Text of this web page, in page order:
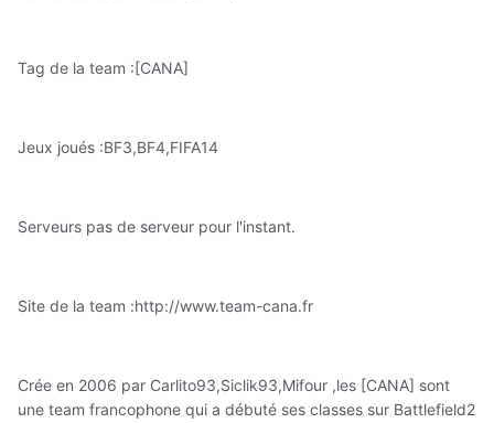
Tag de la team :[CANA]
Jeux joués :BF3,BF4,FIFA14
Serveurs pas de serveur pour l'instant.
Site de la team :http://www.team-cana.fr
Crée en 2006 par Carlito93,Siclik93,Mifour ,les [CANA] sont
une team francophone qui a débuté ses classes sur Battlefield2